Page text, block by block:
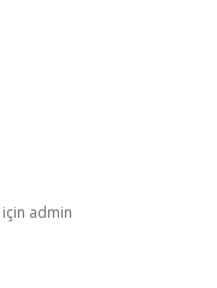
için admin